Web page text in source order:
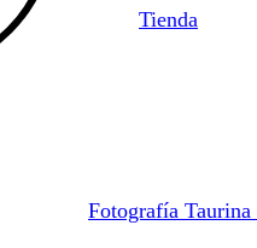
Tienda
Fotografía Taurina